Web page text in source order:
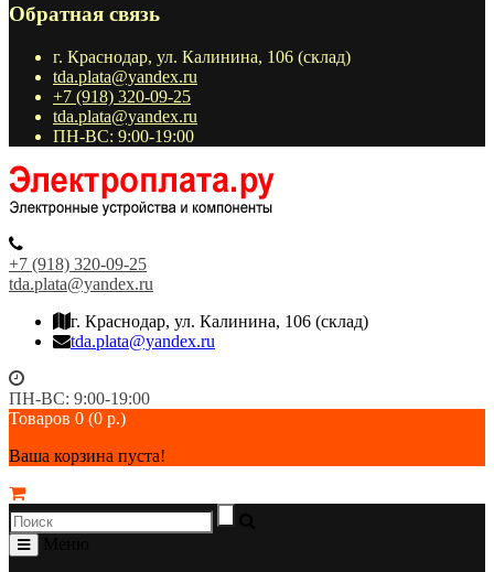
Обратная связь
г. Краснодар, ул. Калинина, 106 (склад)
tda.plata@yandex.ru
+7 (918) 320-09-25
tda.plata@yandex.ru
ПН-ВС: 9:00-19:00
+7 (918) 320-09-25
tda.plata@yandex.ru
г. Краснодар, ул. Калинина, 106 (склад)
tda.plata@yandex.ru
ПН-ВС: 9:00-19:00
Товаров 0 (0 р.)
Ваша корзина пуста!